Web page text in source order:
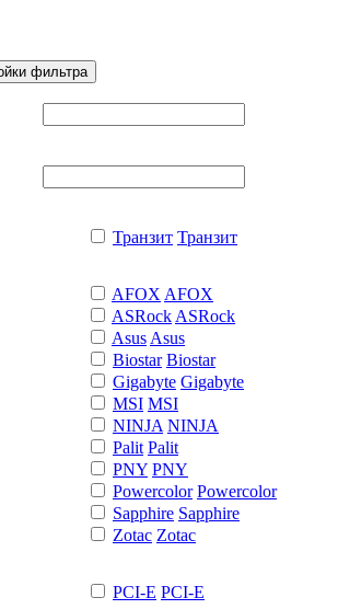
Транзит Транзит
AFOX AFOX
ASRock ASRock
Asus Asus
Biostar Biostar
Gigabyte Gigabyte
MSI MSI
NINJA NINJA
Palit Palit
PNY PNY
Powercolor Powercolor
Sapphire Sapphire
Zotac Zotac
PCI-E PCI-E